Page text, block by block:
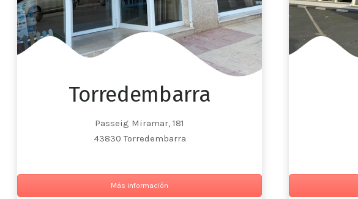
Torredembarra
Passeig Miramar, 181
43830 Torredembarra
Más información